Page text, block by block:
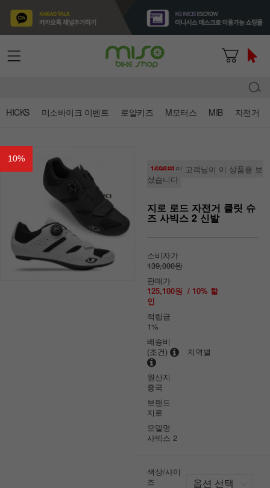
HICKS 미소바이크 이벤트 로얄키즈 M모터스 MIB 자전거
10%
1698명의 고객님이 이 상품을 보
셨습니다
지로 로드 자전거 클릿 슈
즈 사빅스 2 신발
소비자가
139,000원
판매가
125,100원 / 10% 할
인
적립금
1%
배송비
(조건)
지역별
원산지
중국
브랜드
지로
모델명
사빅스 2
색상/사이
즈